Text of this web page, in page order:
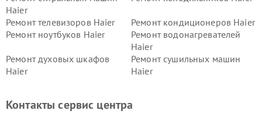
Haier
Ремонт телевизоров Haier
Ремонт кондиционеров Haier
Ремонт ноутбуков Haier
Ремонт водонагревателей
Haier
Ремонт духовых шкафов
Haier
Ремонт сушильных машин
Haier
Ремонт роботов-пылесосов
Ремонт посудомоечных
Контакты сервис центра